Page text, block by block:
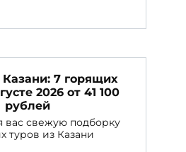
Казани: 7 горящих
2026 от 41 100
рублей
вас свежую подборку
туров из Казани